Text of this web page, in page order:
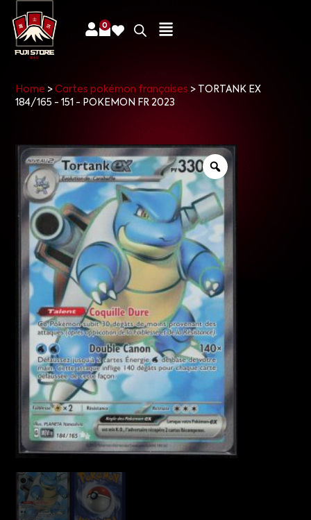
0
Home >Cartes pokémon françaises >
TORTANK EX
184/165 - 151 - POKEMON FR 2023